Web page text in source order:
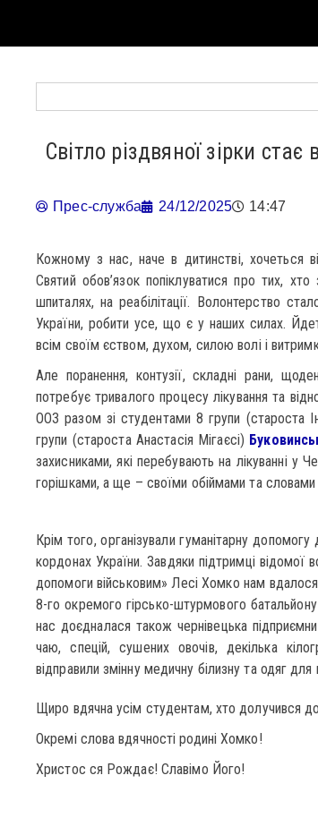
Світло різдвяної зірки
Прес-служба 24/12/2025 14:47
Кожному з нас, наче в дитинстві, хочеться
Святий обов’язок попіклуватися про тих,
шпиталях, на реабілітації. Волонтерство
України, робити усе, що є у наших силах.
всім своїм єством, духом, силою волі і
Але поранення, контузії, складні рани,
потребує тривалого процесу лікування та
ООЗ разом зі студентами 8 групи (староста
групи (староста Анастасія Мігаєсі)
захисниками, які перебувають на лікуванні у
горішками, а ще – своїми обіймами та словами
Крім того, організували гуманітарну
кордонах України. Завдяки підтримці
допомоги військовим» Лесі Хомко нам
8-го окремого гірсько-штурмового
нас доєдналася також чернівецька
чаю, спецій, сушених овочів, декілька
відправили змінну медичну білизну та одяг для
Щиро вдячна усім студентам, хто долучився до
Окремі слова вдячності родині Хомко!
Христос ся Рождає! Славімо Його!